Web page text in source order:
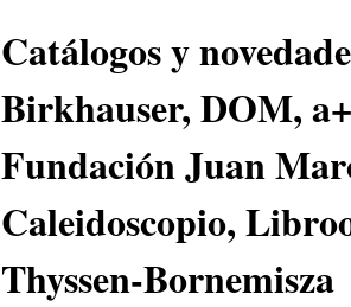
Catálogos y
Birkhauser, DOM,
Fundación Juan
Caleidoscopio,
Thyssen-Bornemisza